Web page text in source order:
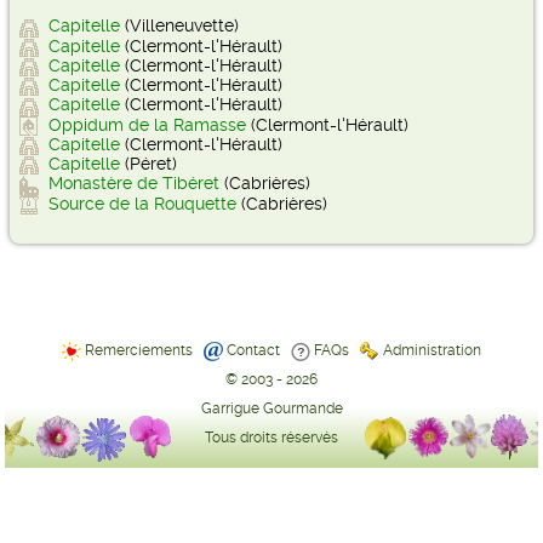
Capitelle (Villeneuvette)
Capitelle (Clermont-l'Hérault)
Capitelle (Clermont-l'Hérault)
Capitelle (Clermont-l'Hérault)
Capitelle (Clermont-l'Hérault)
Oppidum de la Ramasse (Clermont-l'Hérault)
Capitelle (Clermont-l'Hérault)
Capitelle (Péret)
Monastère de Tibéret (Cabrières)
Source de la Rouquette (Cabrières)
Remerciements Contact FAQs
Administration
© 2003 - 2026
Garrigue Gourmande
Tous droits réservés